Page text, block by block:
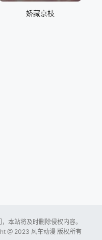
娇藏京枝
本站将及时删除侵权内容。
@ 2023 风车动漫 版权所有